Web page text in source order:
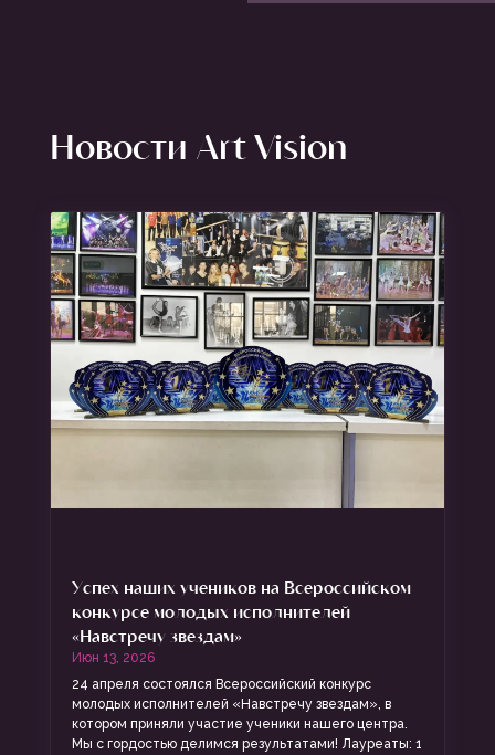
Новости Art Vision
Успех наших учеников на Всероссийском
конкурсе молодых исполнителей
«Навстречу звездам»
Июн 13, 2026
24 апреля состоялся Всероссийский конкурс
молодых исполнителей «Навстречу звездам», в
котором приняли участие ученики нашего центра.
Мы с гордостью делимся результатами! Лауреаты: 1